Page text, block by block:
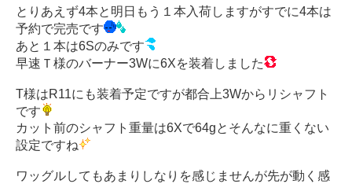
とりあえず4本と明日もう１本入荷しますがすでに4本は
予約で完売です
あと１本は6Sのみです
早速Ｔ様のバーナー3Wに6Xを装着しました
T様はR11にも装着予定ですが都合上3Wからリシャフト
です
カット前のシャフト重量は6Xで64gとそんなに重くない
設定ですね
ワッグルしてもあまりしなりを感じませんが先が動く感